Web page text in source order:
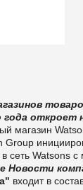
откроет
магазин
Watsons с
Новости
входит в